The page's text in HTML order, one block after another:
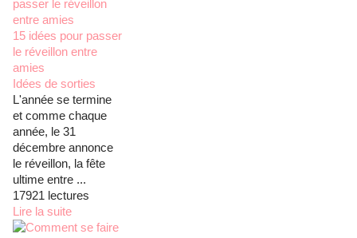
15 idées pour passer
le réveillon entre
amies
Idées de sorties
L'année se termine
et comme chaque
année, le 31
décembre annonce
le réveillon, la fête
ultime entre ...
17921 lectures
Lire la suite